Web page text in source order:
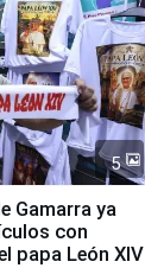
5
Gamarra ya
con
papa León XIV